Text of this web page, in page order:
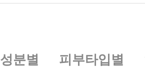
비누/클렌징
트러블/시카
성분별 피부타입별